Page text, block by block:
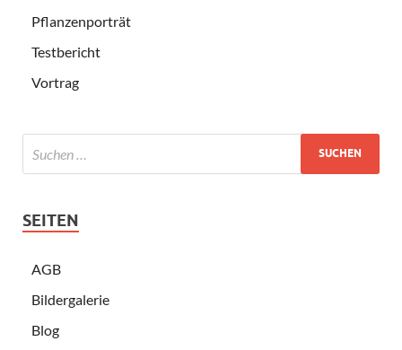
Pflanzenporträt
Testbericht
Vortrag
SEITEN
AGB
Bildergalerie
Blog